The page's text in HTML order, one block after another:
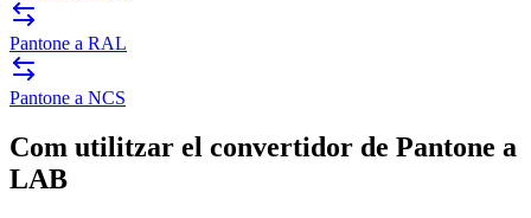
Pantone a RAL
Pantone a NCS
Com utilitzar el convertidor de Pantone a
LAB